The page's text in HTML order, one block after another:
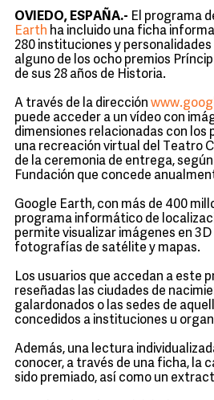
OVIEDO, ESPAÑA.- El programa
Earth ha incluido una ficha
280 instituciones y
alguno de los ocho premios
de sus 28 años de Historia.
A través de la dirección
puede acceder a un vídeo con
dimensiones relacionadas con los
una recreación virtual del Teatro
de la ceremonia de entrega,
Fundación que concede
Google Earth, con más de 400
programa informático de
permite visualizar imágenes en
fotografías de satélite y mapas.
Los usuarios que accedan a este
reseñadas las ciudades de
galardonados o las sedes de
concedidos a instituciones u
Además, una lectura
conocer, a través de una ficha, la
sido premiado, así como un